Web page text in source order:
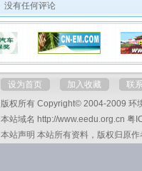
没有任何评论
设为首页 加入收藏
联
版权所有 Copyright© 2004-2009 环
本站域名 http://www.eedu.org.cn 粤
本站声明 本站所有资料，版权归原